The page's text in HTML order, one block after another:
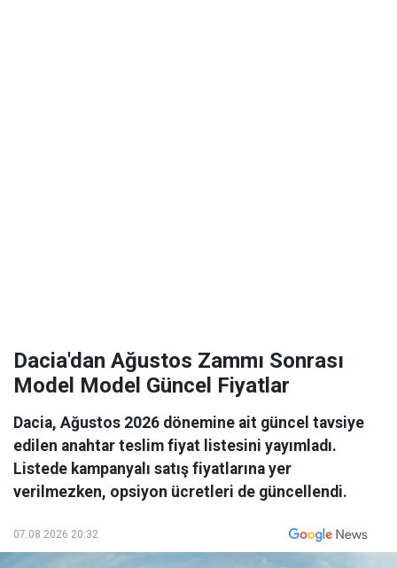
Dacia'dan Ağustos Zammı Sonrası
Model Model Güncel Fiyatlar
Dacia, Ağustos 2026 dönemine ait güncel tavsiye
edilen anahtar teslim fiyat listesini yayımladı.
Listede kampanyalı satış fiyatlarına yer
verilmezken, opsiyon ücretleri de güncellendi.
07.08.2026 20:32